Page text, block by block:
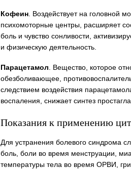
Кофеин . Воздействует на головной
психомоторные центры, расширяет
боль и чувство сонливости,
и физическую деятельность.
Парацетамол . Вещество, которое
обезболивающее,
следствием воздействия
воспаления, снижает синтез
Показания к применению
Для устранения болевого синдрома
боль, боли во время менструации,
температуры тела во время ОРВИ,